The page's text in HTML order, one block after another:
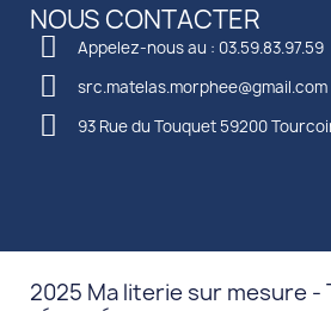
NOUS CONTACTER
Appelez-nous au : 03.59.83.97.59
src.matelas.morphee@gmail.com
93 Rue du Touquet 59200
2025 Ma literie sur mesure -